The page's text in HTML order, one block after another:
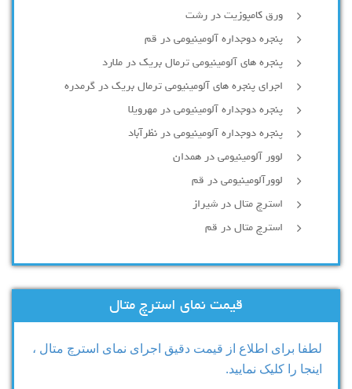
ورق کامپوزیت در رشت
پنجره دوجداره آلومينيومی در قم
پنجره های آلومینیومی ترمال بریک در ملارد
اجرای پنجره های آلومینیومی ترمال بریک در گرمدره
پنجره دوجداره آلومینیومی در مهرویلا
پنجره دوجداره آلومینیومی در نظرآباد
لوور آلومینیومی در همدان
لوورآلومینیومی در قم
استرچ متال در شیراز
استرچ متال در قم
قیمت نمای استرچ متال
لطفا برای اطلاع از قیمت دقیق اجرای نمای استرچ متال ،
اینجا را کلیک نمایید.